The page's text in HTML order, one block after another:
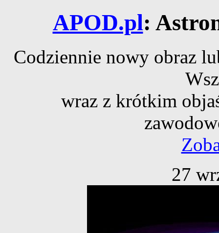
APOD.pl:
Codziennie nowy obraz
wraz z krótkim
27